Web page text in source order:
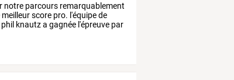
notre parcours remarquablement
meilleurscore pro. l'équipede
phil knautza gagnée l'épreuve par